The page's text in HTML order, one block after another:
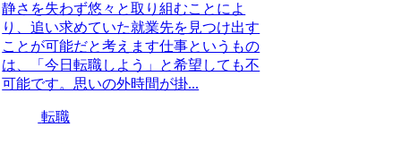
静さを失わず悠々と取り組むことによ
り、追い求めていた就業先を見つけ出す
ことが可能だと考えます仕事というもの
は、「今日転職しよう」と希望しても不
可能です。思いの外時間が掛...
転職